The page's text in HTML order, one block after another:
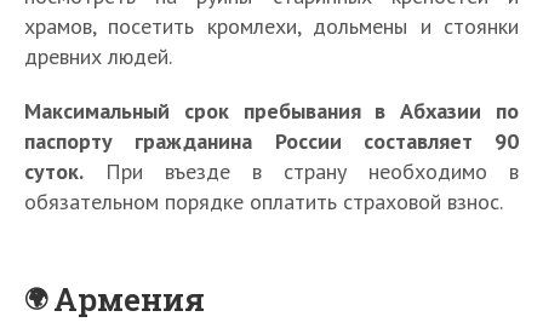
храмов, посетить кромлехи, дольмены и стоянки
древних людей.
Максимальный срок пребывания в Абхазии по
паспорту гражданина России составляет 90
суток. При въезде в страну необходимо в
обязательном порядке оплатить страховой взнос.
Армения